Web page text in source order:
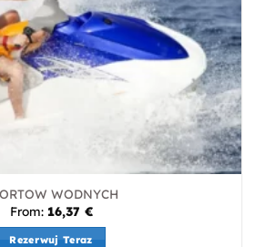
WODNYCH
From: 16,37 €
Rezerwuj Teraz